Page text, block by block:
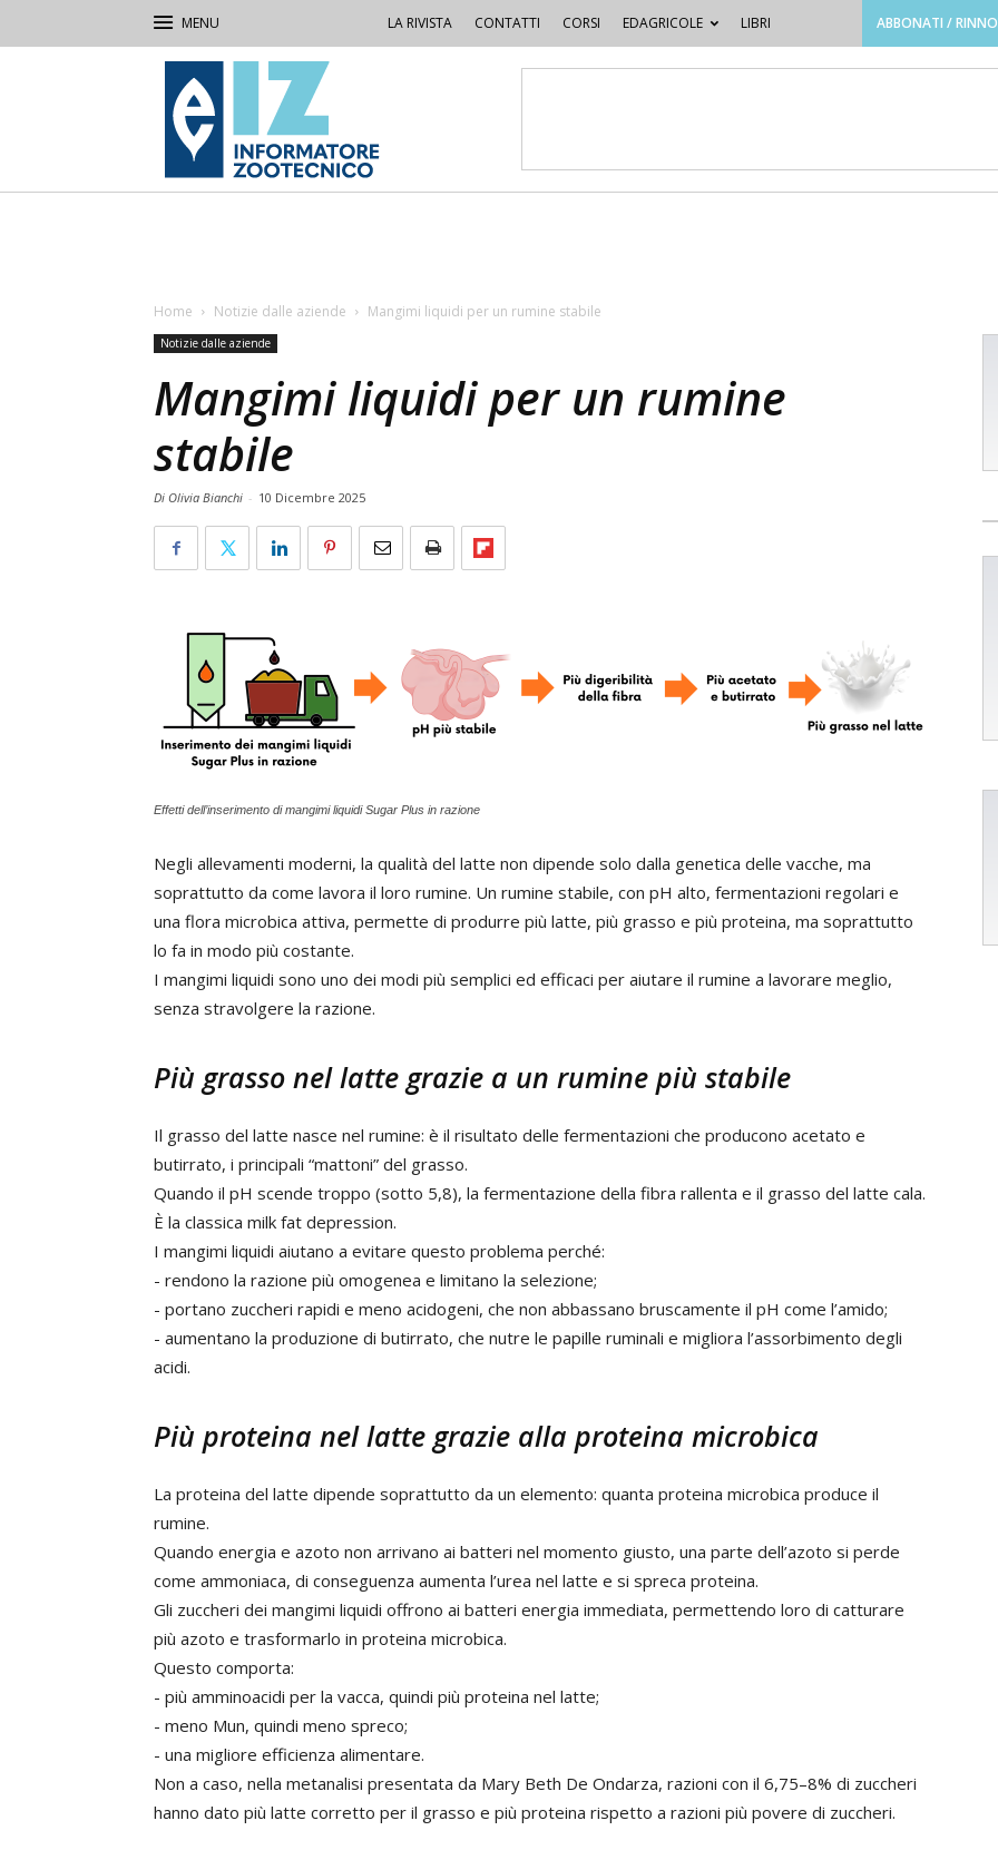
LA RIVISTA CONTATTI CORSI EDAGRICOLE LIBRI ABBONATI /
IZ
Informatore
Zootecnico
Home Notizie dalle aziende Mangimi liquidi per un rumine stabile
Notizie dalle aziende
Mangimi liquidi per un rumine
stabile
Di Olivia Bianchi - 10 Dicembre 2025
Effetti dell’inserimento di mangimi liquidi Sugar Plus in razione
Negli allevamenti moderni, la qualità del latte non dipende solo dalla genetica delle vacche, ma
soprattutto da come lavora il loro rumine. Un rumine stabile, con pH alto, fermentazioni regolari e
una flora microbica attiva, permette di produrre più latte, più grasso e più proteina, ma soprattutto
lo fa in modo più costante.
I mangimi liquidi sono uno dei modi più semplici ed efficaci per aiutare il rumine a lavorare meglio,
senza stravolgere la razione.
Più grasso nel latte grazie a un rumine più stabile
Il grasso del latte nasce nel rumine: è il risultato delle fermentazioni che producono acetato e
butirrato, i principali “mattoni” del grasso.
Quando il pH scende troppo (sotto 5,8), la fermentazione della fibra rallenta e il grasso del latte cala.
È la classica milk fat depression.
I mangimi liquidi aiutano a evitare questo problema perché:
- rendono la razione più omogenea e limitano la selezione;
- portano zuccheri rapidi e meno acidogeni, che non abbassano bruscamente il pH come l’amido;
- aumentano la produzione di butirrato, che nutre le papille ruminali e migliora l’assorbimento degli
acidi.
Più proteina nel latte grazie alla proteina microbica
La proteina del latte dipende soprattutto da un elemento: quanta proteina microbica produce il
rumine.
Quando energia e azoto non arrivano ai batteri nel momento giusto, una parte dell’azoto si perde
come ammoniaca, di conseguenza aumenta l’urea nel latte e si spreca proteina.
Gli zuccheri dei mangimi liquidi offrono ai batteri energia immediata, permettendo loro di catturare
più azoto e trasformarlo in proteina microbica.
Questo comporta:
- più amminoacidi per la vacca, quindi più proteina nel latte;
- meno Mun, quindi meno spreco;
- una migliore efficienza alimentare.
Non a caso, nella metanalisi presentata da Mary Beth De Ondarza, razioni con il 6,75–8% di zuccheri
hanno dato più latte corretto per il grasso e più proteina rispetto a razioni più povere di zuccheri.